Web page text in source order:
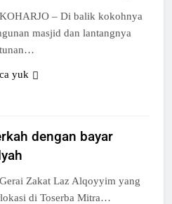
– Di balik kokohnya
masjid dan lantangnya
yuk
dengan bayar
Zakat Laz Alqoyyim yang
di Toserba Mitra…